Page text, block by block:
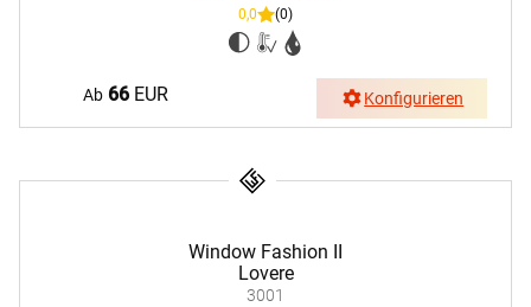
0,0 (0)
Ab 66EUR Konfigurieren
Window Fashion II
Lovere
3001